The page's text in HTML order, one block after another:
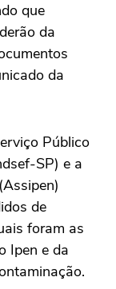
que
da
da
Público
SP) e a
de
foram as
Ipen e da